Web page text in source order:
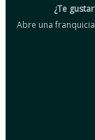
¿Te
Abre una franquicia